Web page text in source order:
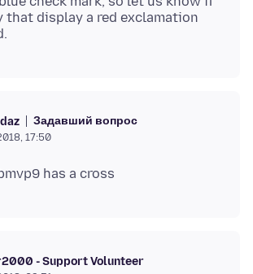
that display a red exclamation
Задавший вопрос
17:50
- Support Volunteer